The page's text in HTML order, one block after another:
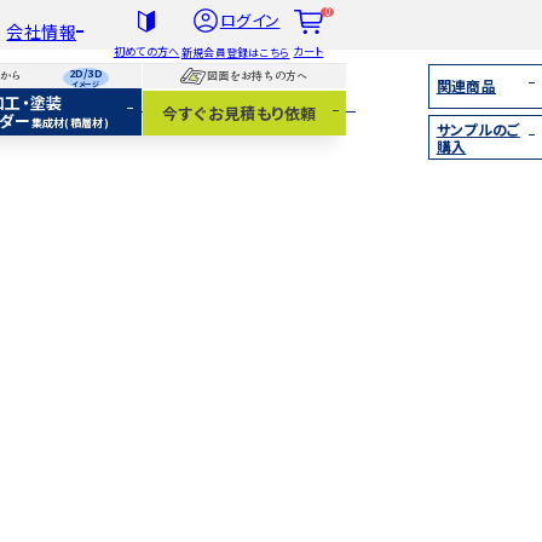
木材と選び方
会社情報
概要
初めての方へ
ログイン
新規会員登録はこちら カート
0
ら
工・塗装
ー集成材(積層材)
2D/3D
イメージ
図面をお持ちの方へ
今すぐお見積もり依頼
関連商品
サンプルのご
購入